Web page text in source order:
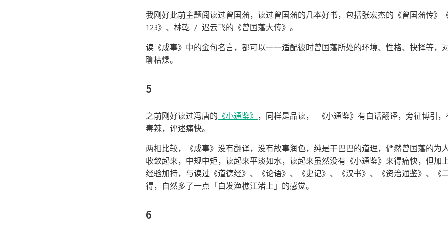
我刚好此前主题阅读过曾国藩，读过曾国藩的几本好书，包括张宏杰的《曾国藩传》
123》、林乾 / 迟云飞的《曾国藩大传》。
读《成事》中的金句名言，都可以一一适配彼时曾国藩所处的环境、性格、抉择等，
聊枯燥。
5
之前刚好读过冯唐的 《小通鉴》 ，同样是品读， 《小通鉴》有白话翻译，旁征博引
毒辣，评述痛快。
两相比较，《成事》没有翻译，没有故事润色，纯是干巴巴的道理，俨然曾国藩的为
收敛起来，中规中矩，读起来平淡如水，读起来虽然没有《小通鉴》来得痛快，但加
经验加持，与读过《道德经》、《论语》、《史记》、《汉书》、《资治通鉴》、《
得，自然多了一点「白发渔樵江渚上」的感觉。
6